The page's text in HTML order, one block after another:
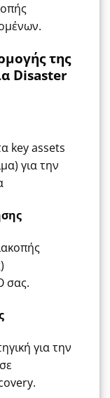
της
Disaster
key assets
για την
σας.
για την